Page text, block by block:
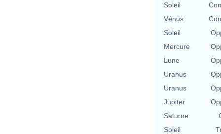
Soleil
Vénus
Soleil
Mercure
Lune
Uranus
Uranus
Jupiter
Saturne
Soleil